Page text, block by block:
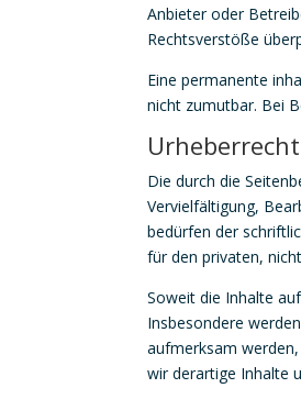
Anbieter oder
Rechtsverstöße
Eine permanente
nicht zumutbar. Bei
Urheberrecht
Die durch die
Vervielfältigung,
bedürfen der
für den privaten,
Soweit die Inhalte
Insbesondere
aufmerksam
wir derartige Inhalte